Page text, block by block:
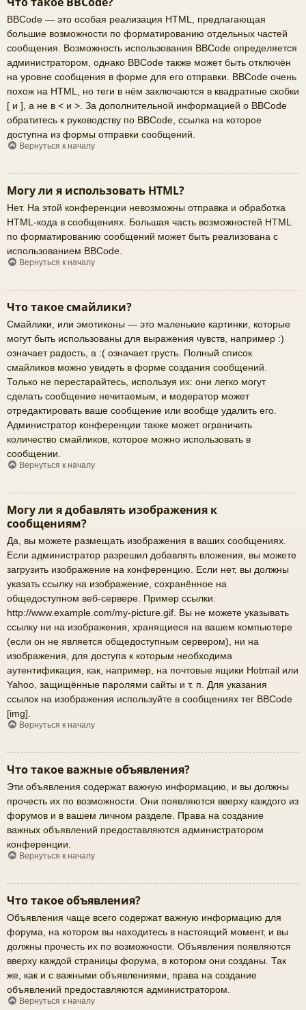
BBCode — это особая реализация HTML, предлагающая
большие возможности по форматированию отдельных частей
сообщения. Возможность использования BBCode определяется
администратором, однако BBCode также может быть отключён
на уровне сообщения в форме для его отправки. BBCode очень
похож на HTML, но теги в нём заключаются в квадратные скобки
[ и ], а не в < и >. За дополнительной информацией о BBCode
обратитесь к руководству по BBCode, ссылка на которое
доступна из формы отправки сообщений.
Вернуться к началу
Могу ли я использовать HTML?
Нет. На этой конференции невозможны отправка и обработка
HTML-кода в сообщениях. Большая часть возможностей HTML
по форматированию сообщений может быть реализована с
использованием BBCode.
Вернуться к началу
Что такое смайлики?
Смайлики, или эмотиконы — это маленькие картинки, которые
могут быть использованы для выражения чувств, например :)
означает радость, а :( означает грусть. Полный список
смайликов можно увидеть в форме создания сообщений.
Только не перестарайтесь, используя их: они легко могут
сделать сообщение нечитаемым, и модератор может
отредактировать ваше сообщение или вообще удалить его.
Администратор конференции также может ограничить
количество смайликов, которое можно использовать в
сообщении.
Вернуться к началу
Могу ли я добавлять изображения к
сообщениям?
Да, вы можете размещать изображения в ваших сообщениях.
Если администратор разрешил добавлять вложения, вы можете
загрузить изображение на конференцию. Если нет, вы должны
указать ссылку на изображение, сохранённое на
общедоступном веб-сервере. Пример ссылки:
http://www.example.com/my-picture.gif. Вы не можете указывать
ссылку ни на изображения, хранящиеся на вашем компьютере
(если он не является общедоступным сервером), ни на
изображения, для доступа к которым необходима
аутентификация, как, например, на почтовые ящики Hotmail или
Yahoo, защищённые паролями сайты и т. п. Для указания
ссылок на изображения используйте в сообщениях тег BBCode
[img].
Вернуться к началу
Что такое важные объявления?
Эти объявления содержат важную информацию, и вы должны
прочесть их по возможности. Они появляются вверху каждого из
форумов и в вашем личном разделе. Права на создание
важных объявлений предоставляются администратором
конференции.
Вернуться к началу
Что такое объявления?
Объявления чаще всего содержат важную информацию для
форума, на котором вы находитесь в настоящий момент, и вы
должны прочесть их по возможности. Объявления появляются
вверху каждой страницы форума, в котором они созданы. Так
же, как и с важными объявлениями, права на создание
объявлений предоставляются администратором.
Вернуться к началу